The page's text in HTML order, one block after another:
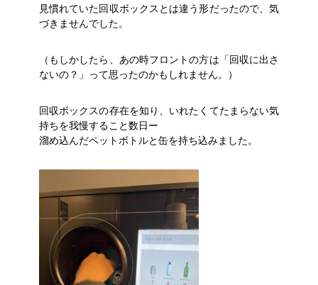
見慣れていた回収ボックスとは違う形だったので、気
づきませんでした。
（もしかしたら、あの時フロントの方は「回収に出さ
ないの？」って思ったのかもしれません。）
回収ボックスの存在を知り、いれたくてたまらない気
持ちを我慢すること数日ー
溜め込んだペットボトルと缶を持ち込みました。